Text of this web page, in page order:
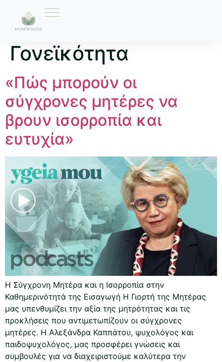
Ετικέτα:
Γονεϊκότητα
«Πώς μπορούν οι
σύγχρονες μητέρες να
βρουν ισορροπία και
ευτυχία»
Η Σύγχρονη Μητέρα και η Ισορροπία στην
Καθημερινότητά της Εισαγωγή Η Γιορτή της Μητέρας
μας υπενθυμίζει την αξία της μητρότητας και τις
προκλήσεις που αντιμετωπίζουν οι σύγχρονες
μητέρες. Η Αλεξάνδρα Καππάτου, ψυχολόγος και
παιδοψυχολόγος, μας προσφέρει γνώσεις και
συμβουλές για να διαχειριστούμε καλύτερα την